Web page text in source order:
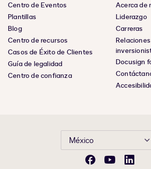
Centro de Eventos
Plantillas
Blog
Centro de recursos
Casos de Éxito de Clientes
Guía de legalidad
Centro de confianza
Acerca de
Liderazgo
Carreras
Docusign
México
FacebookYouTubeLinkedIn